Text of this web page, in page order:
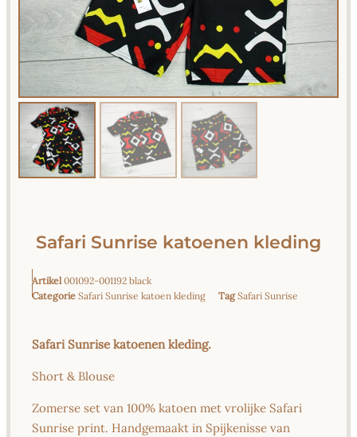
Safari Sunrise katoenen kleding
Artikel001092-001192 black
Categorie Safari Sunrise katoen kleding Tag Safari Sunrise
Safari Sunrise katoenen kleding.
Short & Blouse
Zomerse set van 100% katoen met vrolijke Safari
Sunrise print. Handgemaakt in Spijkenisse van